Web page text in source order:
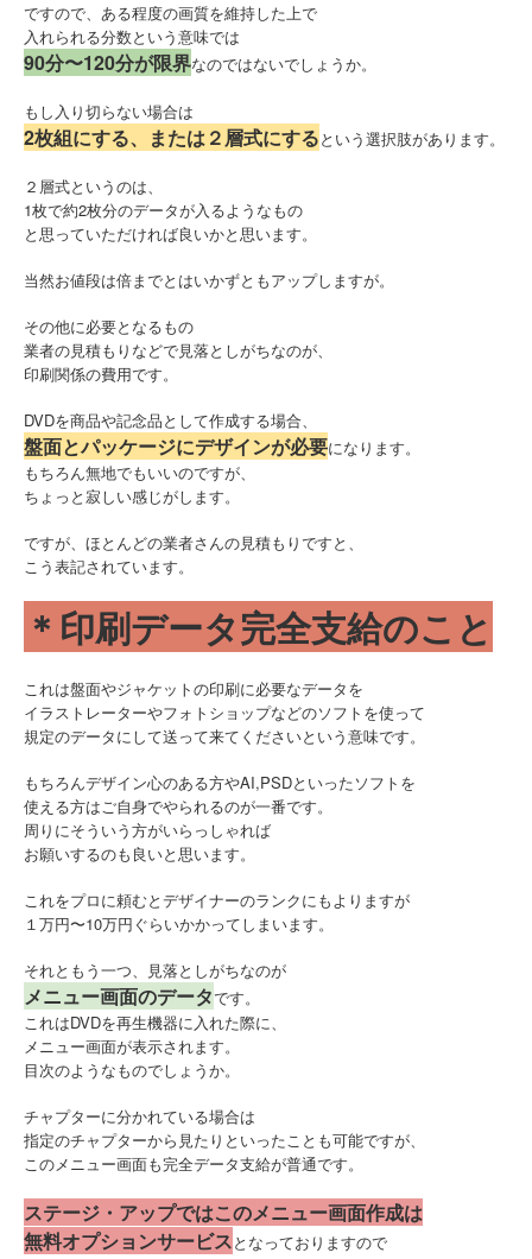
ですので、ある程度の画質を維持した上で
入れられる分数という意味では
90分〜120分が限界なのではないでしょうか。
もし入り切らない場合は
2枚組にする、または２層式にするという選択肢があります。
２層式というのは、
1枚で約2枚分のデータが入るようなもの
と思っていただければ良いかと思います。
当然お値段は倍までとはいかずともアップしますが。
その他に必要となるもの
業者の見積もりなどで見落としがちなのが、
印刷関係の費用です。
DVDを商品や記念品として作成する場合、
盤面とパッケージにデザインが必要になります。
もちろん無地でもいいのですが、
ちょっと寂しい感じがします。
ですが、ほとんどの業者さんの見積もりですと、
こう表記されています。
＊印刷データ完全支給のこと
これは盤面やジャケットの印刷に必要なデータを
イラストレーターやフォトショップなどのソフトを使って
規定のデータにして送って来てくださいという意味です。
もちろんデザイン心のある方やAI,PSDといったソフトを
使える方はご自身でやられるのが一番です。
周りにそういう方がいらっしゃれば
お願いするのも良いと思います。
これをプロに頼むとデザイナーのランクにもよりますが
１万円〜10万円ぐらいかかってしまいます。
それともう一つ、見落としがちなのが
メニュー画面のデータです。
これはDVDを再生機器に入れた際に、
メニュー画面が表示されます。
目次のようなものでしょうか。
チャプターに分かれている場合は
指定のチャプターから見たりといったことも可能ですが、
このメニュー画面も完全データ支給が普通です。
ステージ・アップではこのメニュー画面作成は
無料オプションサービスとなっておりますので